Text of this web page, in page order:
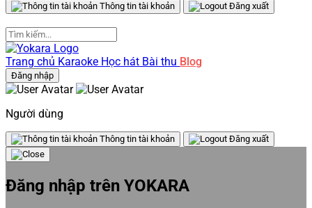
Thông tin tài khoản Đăng xuất
Trang chủ Karaoke Học hát Bài thu Blog
Đăng nhập
Người dùng
Thông tin tài khoản Đăng xuất
Đăng nhập trên YOKARA